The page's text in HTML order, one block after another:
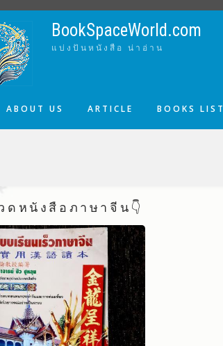
BookSpaceWorld.com
แบ่งปันหนังสือ น่าอ่าน
ABOUT US ARTICLE BOOKS LIST
ดหนังสือภาษาจีน👇